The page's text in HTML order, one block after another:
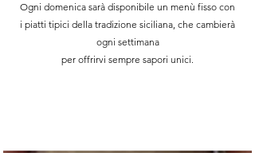
Ogni domenica sarà disponibile un menù fisso con
i piatti tipici della tradizione siciliana, che cambierà
ogni settimana
per offrirvi sempre sapori unici.